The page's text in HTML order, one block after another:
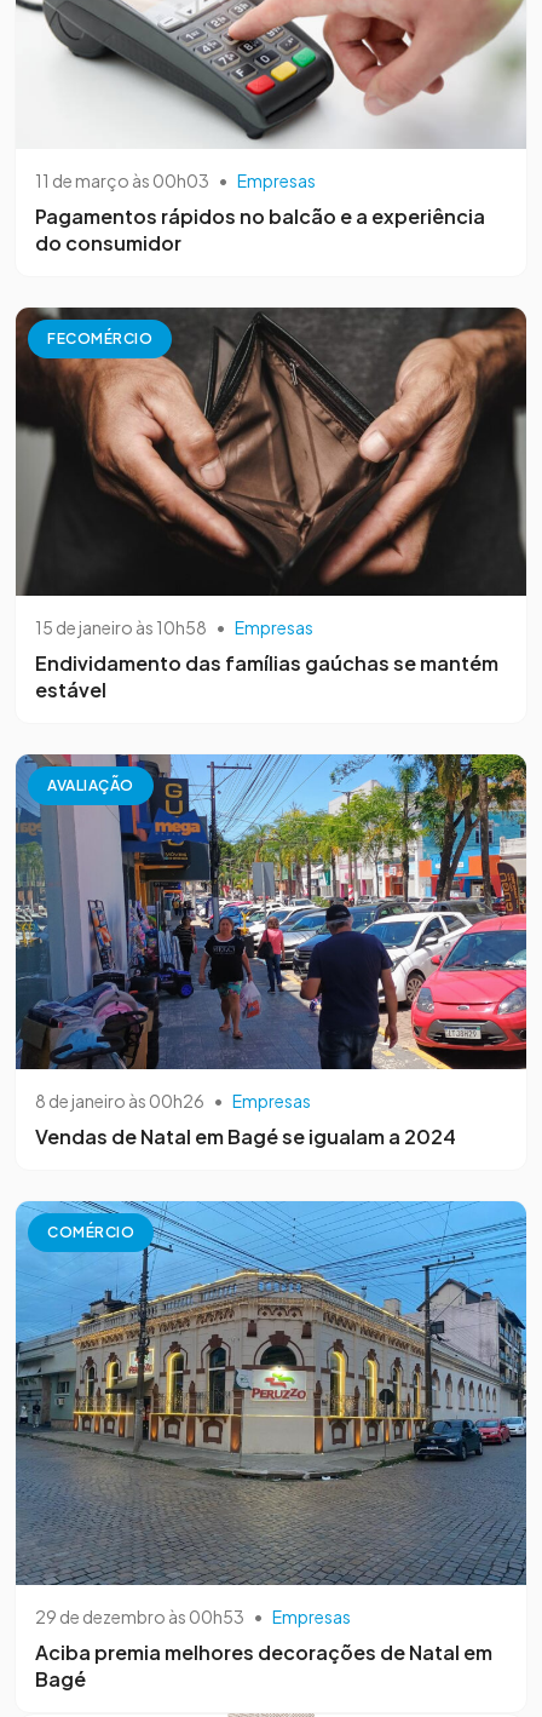
11 de março às 00h03 • Empresas
Pagamentos rápidos no balcão e a experiência
do consumidor
FECOMÉRCIO
15 de janeiro às 10h58 • Empresas
Endividamento das famílias gaúchas se mantém
estável
AVALIAÇÃO
8 de janeiro às 00h26 • Empresas
Vendas de Natal em Bagé se igualam a 2024
COMÉRCIO
29 de dezembro às 00h53 • Empresas
Aciba premia melhores decorações de Natal em
Bagé